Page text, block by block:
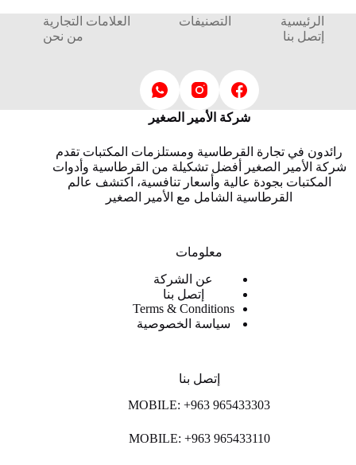
الرئيسية التصنيفات
العلامات التجارية
إتصل بنا
من نحن
شركة الأمير الصغير
رائدون في تجارة القرطاسية ومستلزمات المكتبات تقدم
شركة الأمير الصغير أفضل تشكيلة من القرطاسية وأدوات
المكتبات بجودة عالية وأسعار تنافسية، اكتشف عالم
القرطاسية الشامل مع الأمير الصغير
معلومات
عن الشركة
إتصل بنا
Terms & Conditions
سياسة الخصوصية
إتصل بنا
MOBILE: +963 965433303
MOBILE: +963 965433110